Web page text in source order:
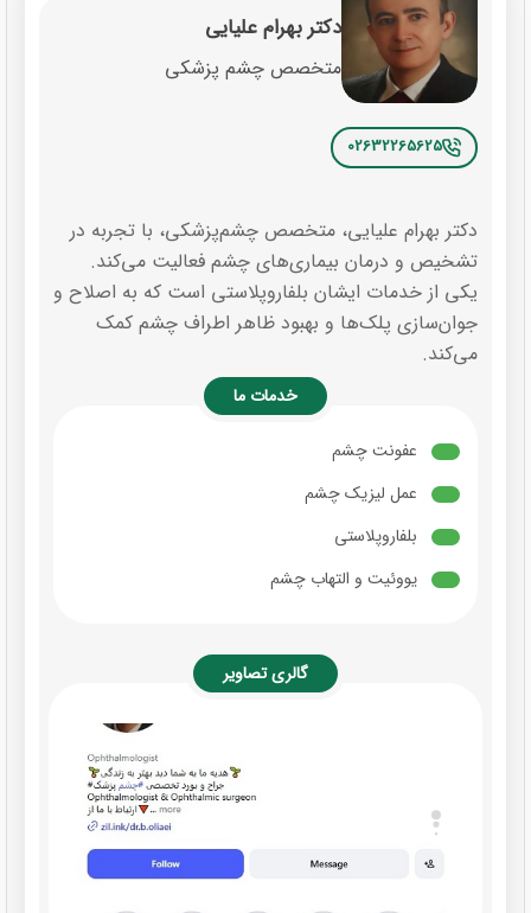
دکتر بهرام علیایی
متخصص چشم پزشکی
02632265625
دکتر بهرام علیایی، متخصص چشم‌پزشکی، با تجربه در
تشخیص و درمان بیماری‌های چشم فعالیت می‌کند.
یکی از خدمات ایشان بلفاروپلاستی است که به اصلاح و
جوان‌سازی پلک‌ها و بهبود ظاهر اطراف چشم کمک
می‌کند.
خدمات ما
عفونت چشم
عمل لیزیک چشم
بلفاروپلاستی
یووئیت و التهاب چشم
گالری تصاویر